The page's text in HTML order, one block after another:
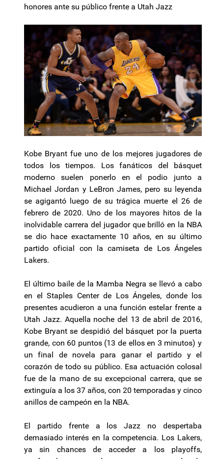
honores ante su público frente a Utah Jazz
Kobe Bryant fue uno de los mejores jugadores de
todos los tiempos. Los fanáticos del básquet
moderno suelen ponerlo en el podio junto a
Michael Jordan y LeBron James, pero su leyenda
se agigantó luego de su trágica muerte el 26 de
febrero de 2020. Uno de los mayores hitos de la
inolvidable carrera del jugador que brilló en la NBA
se dio hace exactamente 10 años, en su último
partido oficial con la camiseta de Los Ángeles
Lakers.
El último baile de la Mamba Negra se llevó a cabo
en el Staples Center de Los Ángeles, donde los
presentes acudieron a una función estelar frente a
Utah Jazz. Aquella noche del 13 de abril de 2016,
Kobe Bryant se despidió del básquet por la puerta
grande, con 60 puntos (13 de ellos en 3 minutos) y
un final de novela para ganar el partido y el
corazón de todo su público. Esa actuación colosal
fue de la mano de su excepcional carrera, que se
extinguía a los 37 años, con 20 temporadas y cinco
anillos de campeón en la NBA.
El partido frente a los Jazz no despertaba
demasiado interés en la competencia. Los Lakers,
ya sin chances de acceder a los playoffs,